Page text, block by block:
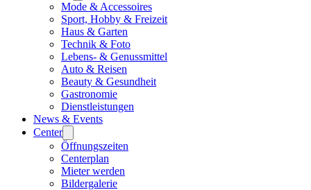
Mode & Accessoires
Sport, Hobby & Freizeit
Haus & Garten
Technik & Foto
Lebens- & Genussmittel
Auto & Reisen
Beauty & Gesundheit
Gastronomie
Dienstleistungen
News & Events
Center
Öffnungszeiten
Centerplan
Mieter werden
Bildergalerie